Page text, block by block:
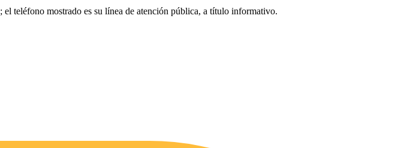
; el teléfono mostrado es su línea de atención pública, a título informativo.